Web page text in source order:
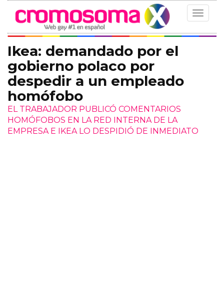
Toggle
Ikea: demandado por el
gobierno polaco por
despedir a un empleado
homófobo
EL TRABAJADOR PUBLICÓ COMENTARIOS
HOMÓFOBOS EN LA RED INTERNA DE LA
EMPRESA E IKEA LO DESPIDIÓ DE INMEDIATO